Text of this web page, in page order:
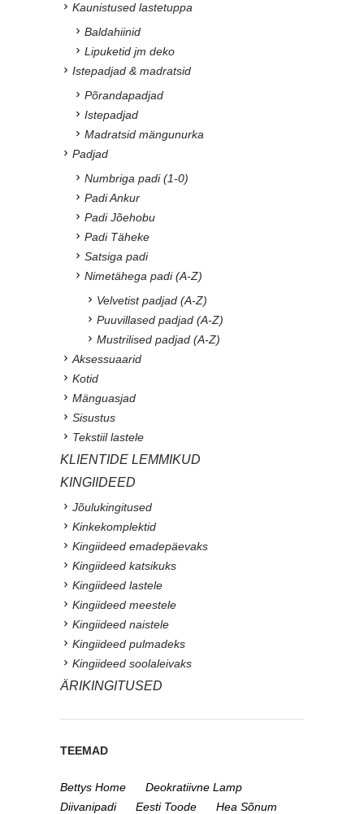
Kaunistused lastetuppa
Baldahiinid
Lipuketid jm deko
Istepadjad & madratsid
Põrandapadjad
Istepadjad
Madratsid mängunurka
Padjad
Numbriga padi (1-0)
Padi Ankur
Padi Jõehobu
Padi Täheke
Satsiga padi
Nimetähega padi (A-Z)
Velvetist padjad (A-Z)
Puuvillased padjad (A-Z)
Mustrilised padjad (A-Z)
Aksessuaarid
Kotid
Mänguasjad
Sisustus
Tekstiil lastele
KLIENTIDE LEMMIKUD
KINGIIDEED
Jõulukingitused
Kinkekomplektid
Kingiideed emadepäevaks
Kingiideed katsikuks
Kingiideed lastele
Kingiideed meestele
Kingiideed naistele
Kingiideed pulmadeks
Kingiideed soolaleivaks
ÄRIKINGITUSED
TEEMAD
Bettys Home
Deokratiivne Lamp
Diivanipadi
Eesti Toode
Hea Sõnum